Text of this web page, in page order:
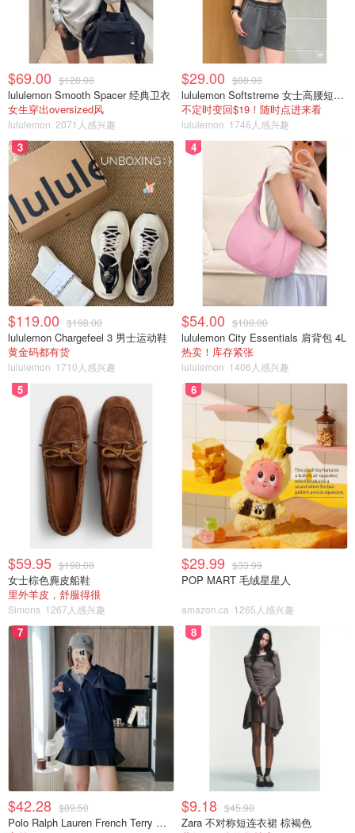
下载
阿尔伯塔省成人健康福利申请表 AEHB3931。
阅读并填写表格的所有部分。
在标有 "我的声明 "的部分签名并注明日期--这表示你已
了解申请表中的所有内容
在 "同意加拿大税务局核实收入 "部分签名并注明日期--
这表示阿尔伯塔省政府允许加拿大税务局核实你的收
如果适用，请附上证明你有大量持续处方药需求的文
件，如药房配药历史报告。
将填好的申请表通过电子邮件、邮寄或传真提交给我
们。
来源： alberta 政府官网
加拿大残疾儿童福利 (CDB) 攻略 - 详
细总结谁能领取、怎么领取、领取多
BC省家庭福利申请攻略 - 领取要求、
福利金额和计算标准，临时提高每月
福利领取标准
OOliviaZZ
在阿尔伯塔有哪些儿童健康福利？一
篇文章告诉家长哪些福利可以免费申
领！
$69.00 $128.00
lululemon Smooth Spacer 经典卫衣
女生穿出oversized风
lululemon 2071人感兴趣
$29.00 $88.00
lululemon Softstreme 女士高腰短裤 10cm
不定时变回$19！随时点进来看
lululemon 1746人感兴趣
3
$119.00 $198.00
lululemon Chargefeel 3 男士运动鞋
黄金码都有货
lululemon 1710人感兴趣
4
$54.00 $108.00
lululemon City Essentials 肩背包 4L
热卖！库存紧张
lululemon 1406人感兴趣
5
$59.95 $190.00
女士棕色麂皮船鞋
里外羊皮，舒服得很
Simons 1267人感兴趣
6
$29.99 $33.99
POP MART 毛绒星星人
amazon.ca 1265人感兴趣
7
$42.28 $89.50
Polo Ralph Lauren French Terry 女童连帽卫衣 7-16码
8
$9.18 $45.90
Zara 不对称短连衣裙 棕褐色